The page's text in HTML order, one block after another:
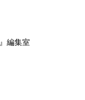
編集室